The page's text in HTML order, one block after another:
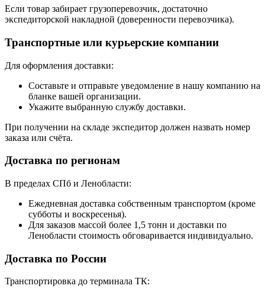
Если товар забирает грузоперевозчик, достаточно
экспедиторской накладной (доверенности перевозчика).
Транспортные или курьерские компании
Для оформления доставки:
Составьте и отправьте уведомление в нашу компанию на
бланке вашей организации.
Укажите выбранную службу доставки.
При получении на складе экспедитор должен назвать номер
заказа или счёта.
Доставка по регионам
В пределах СПб и Ленобласти:
Ежедневная доставка собственным транспортом (кроме
субботы и воскресенья).
Для заказов массой более 1,5 тонн и доставки по
Ленобласти стоимость обговаривается индивидуально.
Доставка по России
Транспортировка до терминала ТК: